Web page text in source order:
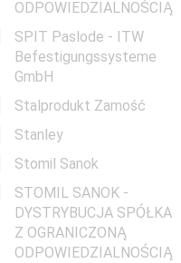
ODPOWIEDZIALNOŚCIĄ
SPIT Paslode - ITW
Befestigungssysteme
GmbH
Stalprodukt Zamość
Stanley
Stomil Sanok
STOMIL SANOK -
DYSTRYBUCJA SPÓŁKA
Z OGRANICZONĄ
ODPOWIEDZIALNOŚCIĄ